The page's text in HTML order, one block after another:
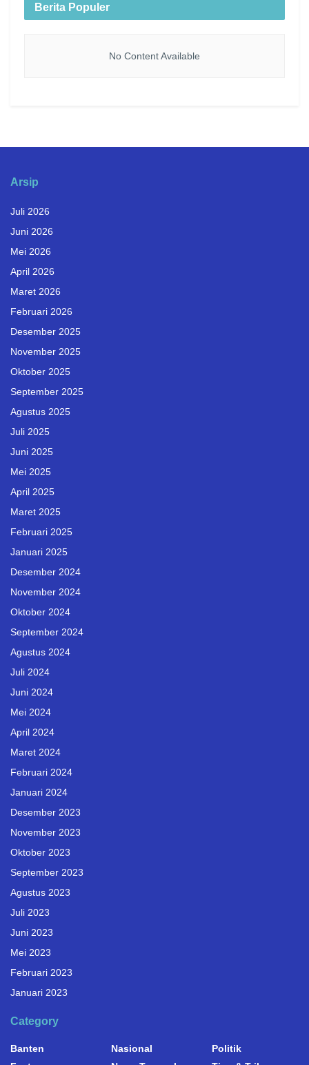
Berita Populer
No Content Available
Arsip
Juli 2026
Juni 2026
Mei 2026
April 2026
Maret 2026
Februari 2026
Desember 2025
November 2025
Oktober 2025
September 2025
Agustus 2025
Juli 2025
Juni 2025
Mei 2025
April 2025
Maret 2025
Februari 2025
Januari 2025
Desember 2024
November 2024
Oktober 2024
September 2024
Agustus 2024
Juli 2024
Juni 2024
Mei 2024
April 2024
Maret 2024
Februari 2024
Januari 2024
Desember 2023
November 2023
Oktober 2023
September 2023
Agustus 2023
Juli 2023
Juni 2023
Mei 2023
Februari 2023
Januari 2023
Category
Banten
Nasional
Politik